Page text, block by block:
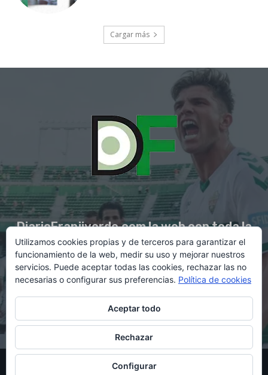
Cargar más
DiarioFranjiverde.com la web con toda la
información del Elche C.F.
Contacto en:diario@franjiverde.com
© Copyright 2021 - Gestión y diseño por Rubén Maestre
Utilizamos cookies propias y de terceros para garantizar el
funcionamiento de la web, medir su uso y mejorar nuestros
servicios. Puede aceptar todas las cookies, rechazar las no
necesarias o configurar sus preferencias. Política de cookies
Aceptar todo
Rechazar
Configurar